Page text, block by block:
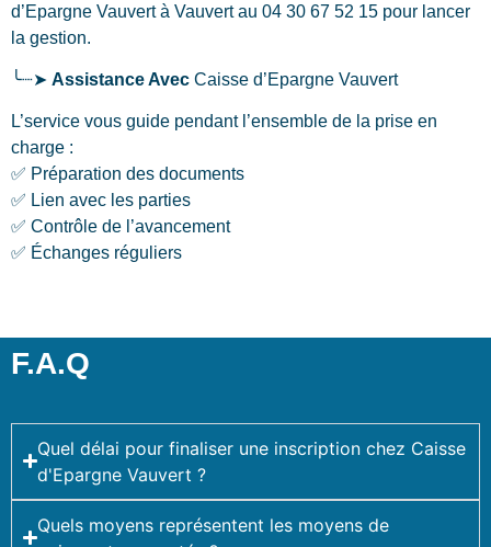
d’Epargne Vauvertà Vauvertau 04 30 67 52 15 pour lancer
la gestion.
╰┈➤ Assistance Avec Caisse d’Epargne Vauvert
L’service vous guide pendant l’ensemble de la prise en
charge :
✅ Préparation des documents
✅ Lien avec les parties
✅ Contrôle de l’avancement
✅ Échanges réguliers
F.A.Q
Quel délai pour finaliser une inscription chez Caisse
d'Epargne Vauvert ?
Quels moyens représentent les moyens de